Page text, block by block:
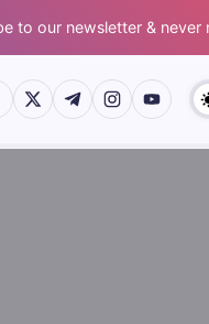
to our newsletter & never
www.facebook.com/
https://twitter.com/
https://t.me/
https://https://